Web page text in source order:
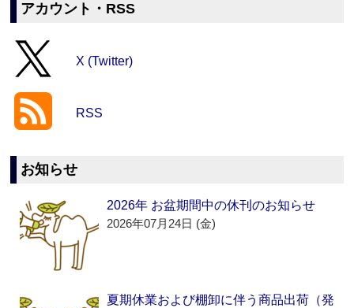
アカウント・RSS
X (Twitter)
RSS
お知らせ
2026年 お盆期間中の休刊のお知らせ
2026年07月24日 (金)
夏期休業および棚卸に伴う商品出荷（発